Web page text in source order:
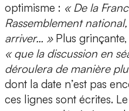
optimisme : « De la
Rassemblement
arriver… » Plus
« que la discussion en
déroulera de manière
dont la date n’est pas
ces lignes sont écrites.